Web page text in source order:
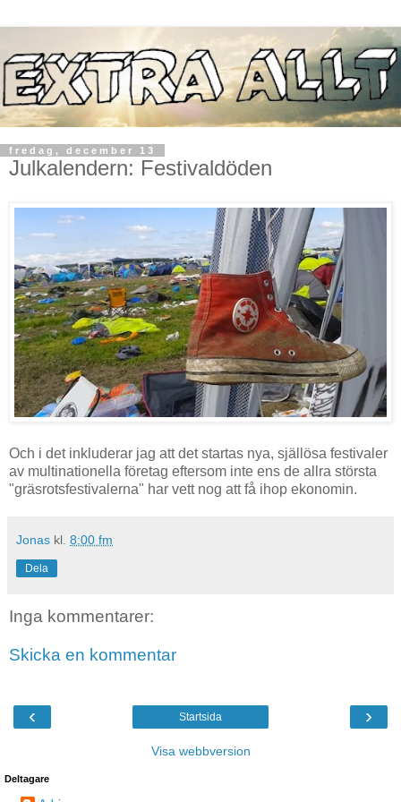
fredag, december 13
Julkalendern: Festivaldöden
Och i det inkluderar jag att det startas nya, själlösa festivaler
av multinationella företag eftersom inte ens de allra största
"gräsrotsfestivalerna" har vett nog att få ihop ekonomin.
Jonas kl. 8:00 fm
Dela
Inga kommentarer:
Skicka en kommentar
‹ ›
Startsida
Visa webbversion
Deltagare